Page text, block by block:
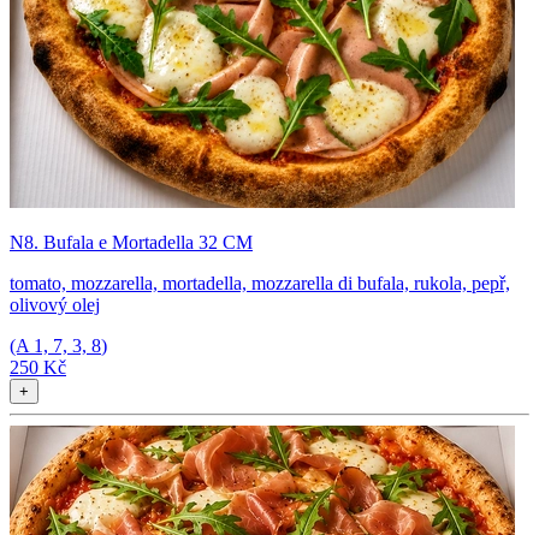
N8. Bufala e Mortadella 32 CM
tomato, mozzarella, mortadella, mozzarella di bufala, rukola, pepř,
olivový olej
(A 1, 7, 3, 8)
250 Kč
+